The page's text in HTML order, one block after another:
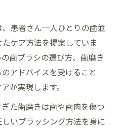
患者さん一人ひとりの歯並
ケア方法を提案していま
歯ブラシの選び方、歯磨き
アドバイスを受けること
が実現します。
た歯磨きは歯や歯肉を傷つ
いブラッシング方法を身に